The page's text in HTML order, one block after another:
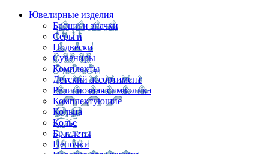
Ювелирные изделия
Броши и значки
Серьги
Подвески
Сувениры
Комплекты
Детский ассортимент
Религиозная символика
Комплектующие
Кольца
Колье
Браслеты
Цепочки